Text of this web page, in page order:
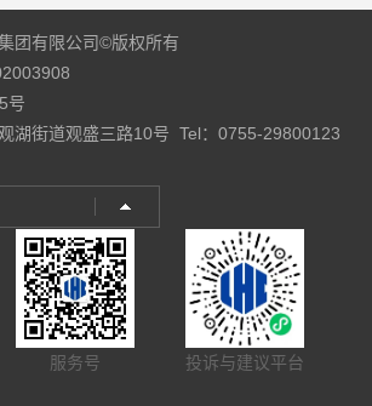
团有限公司©版权所有
号
湖街道观盛三路10号 Tel：0755-29800123
服务号 投诉与建议平台